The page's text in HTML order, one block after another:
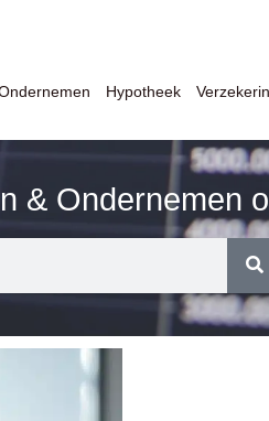
Hypotheek
& Ondernemen